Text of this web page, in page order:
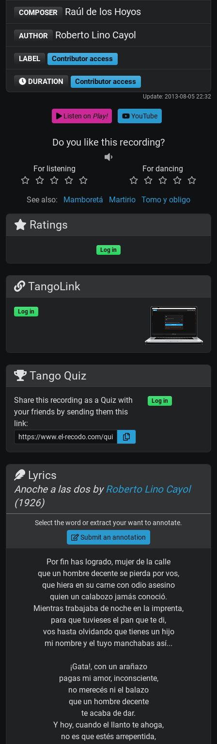
COMPOSER Raúl de los Hoyos
AUTHOR Roberto Lino Cayol
LABEL Contributor access
DURATION Contributor access
Update: 2013-08-05 22:32
Listen on Play! YouTube
Do you like this recording?
For listening For dancing
See also: Mamboretá Martirio Tomo y obligo
Ratings
Log in
TangoLink
Log in
Tango Quiz
Share this recording as a Quiz with
your friends by sending them this
link:
Log in
Lyrics
Anoche a las dos byRoberto Lino Cayol
(1926)
Select the word or extract your want to annotate.
Submit an annotation
Por fin has logrado, mujer de la calle
que un hombre decente se pierda por vos,
que hiera en su carne con odio asesino
quien un calabozo jamás conoció.
Mientras trabajaba de noche en la imprenta,
para que tuvieses el pan que te di,
vos hasta olvidando que tienes un hijo
mi nombre y el tuyo manchabas así...
¡Gata!, con un arañazo
pagas mi amor, inconsciente,
no merecés ni el balazo
que un hombre decente
te acaba de dar.
Y hoy, cuando el llanto te ahoga,
no es que estés arrepentida,